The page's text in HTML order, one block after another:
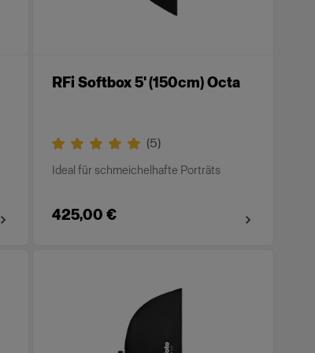
RFi Softbox 5' (150cm) Octa
(5)
Ideal für schmeichelhafte Porträts
425,00 €